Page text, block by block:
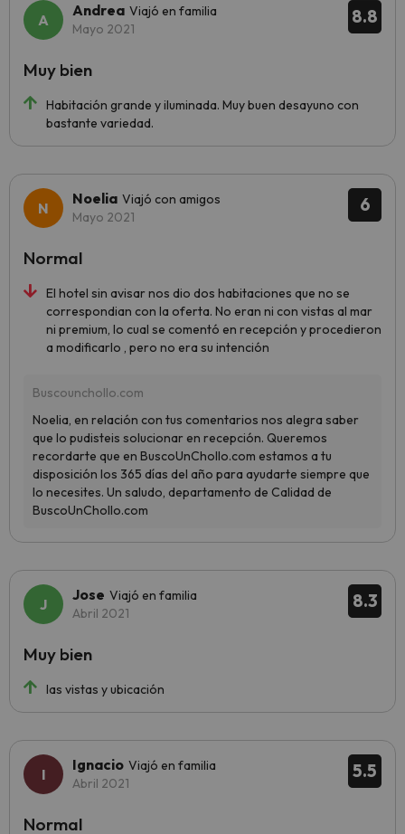
8.8
Andrea Viajó en familia
Mayo 2021
Habitación grande y iluminada. Muy buen desayuno con
bastante variedad.
Muy bien
6
Noelia Viajó con amigos
Mayo 2021
El hotel sin avisar nos dio dos habitaciones que no se
correspondian con la oferta. No eran ni con vistas al mar
ni premium, lo cual se comentó en recepción y procedieron
a modificarlo , pero no era su intención
Normal
8.3
Jose Viajó en familia
Abril 2021
las vistas y ubicación
Muy bien
5.5
Ignacio Viajó en familia
Abril 2021
Normal